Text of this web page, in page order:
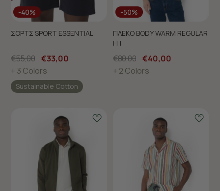
-40%
ΣΟΡΤΣ SPORT ESSENTIAL
€55,00 €33,00
+ 3 Colors
Sustainable Cotton
-50%
ΓΙΛΕΚΟ BODY WARM REGULAR
FIT
€80,00 €40,00
+ 2 Colors